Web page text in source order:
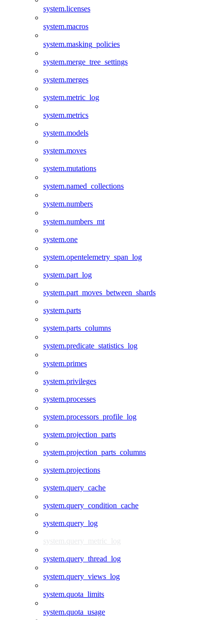
system.licenses
system.macros
system.masking_policies
system.merge_tree_settings
system.merges
system.metric_log
system.metrics
system.models
system.moves
system.mutations
system.named_collections
system.numbers
system.numbers_mt
system.one
system.opentelemetry_span_log
system.part_log
system.part_moves_between_shards
system.parts
system.parts_columns
system.predicate_statistics_log
system.primes
system.privileges
system.processes
system.processors_profile_log
system.projection_parts
system.projection_parts_columns
system.projections
system.query_cache
system.query_condition_cache
system.query_log
system.query_metric_log
system.query_thread_log
system.query_views_log
system.quota_limits
system.quota_usage